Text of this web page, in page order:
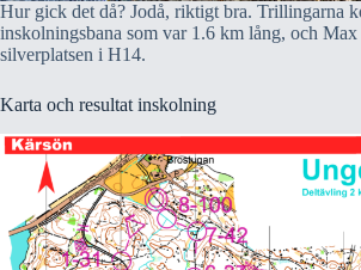
Hur gick det då? Jodå, riktigt bra. Trillingarna
inskolningsbana som var 1.6 km lång, och
silverplatsen i H14.
Karta och resultat inskolning